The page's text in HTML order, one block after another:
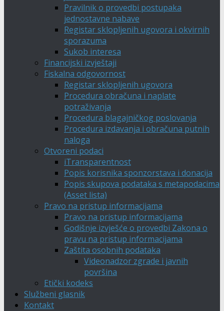
Pravilnik o provedbi postupaka
jednostavne nabave
Registar sklopljenih ugovora i okvirnih
sporazuma
Sukob interesa
Financijski izvještaji
Fiskalna odgovornost
Registar sklopljenih ugovora
Procedura obračuna i naplate
potraživanja
Procedura blagajničkog poslovanja
Procedura izdavanja i obračuna putnih
naloga
Otvoreni podaci
iTransparentnost
Popis korisnika sponzorstava i donacija
Popis skupova podataka s metapodacima
(Asset lista)
Pravo na pristup informacijama
Pravo na pristup informacijama
Godišnje izvješće o provedbi Zakona o
pravu na pristup informacijama
Zaštita osobnih podataka
Videonadzor zgrade i javnih
površina
Etički kodeks
Službeni glasnik
Kontakt